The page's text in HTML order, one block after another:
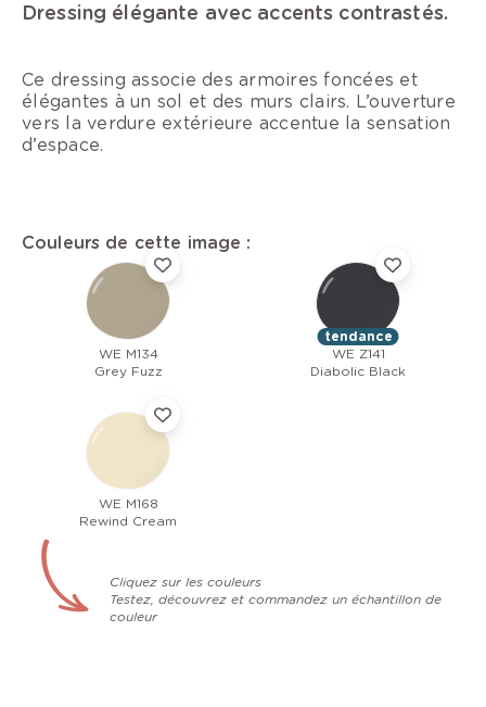
Dressing élégante avec accents contrastés.
Ce dressing associe des armoires foncées et
élégantes à un sol et des murs clairs. L’ouverture
vers la verdure extérieure accentue la sensation
d’espace.
Couleurs de cette image :
WE M134
Grey Fuzz
tendance
WE Z141
Diabolic Black
WE M168
Rewind Cream
Cliquez sur les couleurs
Testez, découvrez et commandez un échantillon de
couleur